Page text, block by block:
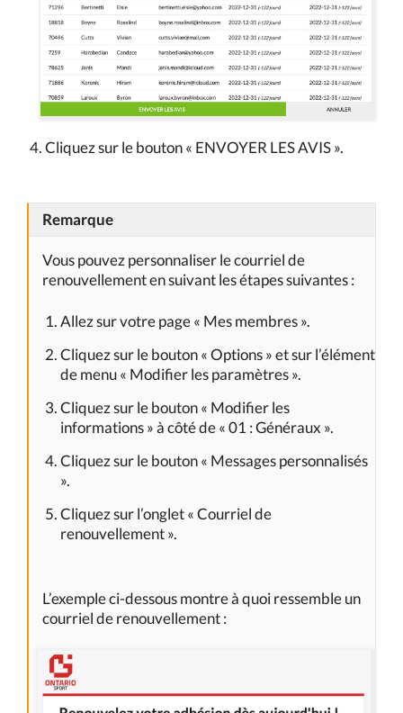
Cliquez sur le bouton « ENVOYER LES AVIS ».
Remarque
Vous pouvez personnaliser le courriel de
renouvellement en suivant les étapes suivantes :
Allez sur votre page « Mes membres ».
Cliquez sur le bouton « Options » et sur l’élément
de menu « Modifier les paramètres ».
Cliquez sur le bouton « Modifier les
informations » à côté de « 01 : Généraux ».
Cliquez sur le bouton « Messages personnalisés
».
Cliquez sur l’onglet « Courriel de
renouvellement ».
L’exemple ci-dessous montre à quoi ressemble un
courriel de renouvellement :